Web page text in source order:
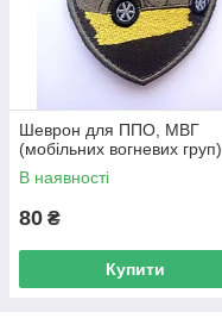
Шеврон для ППО, МВГ
(мобільних вогневих груп)
В наявності
80 ₴
Купити